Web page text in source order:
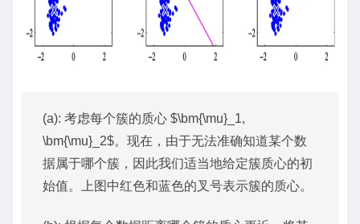
(a): 考虑每个簇的质心 $\bm{\mu}_1,
\bm{\mu}_2$。现在，由于无法准确知道某个数
据属于哪个簇，因此我们适当地给定簇质心的初
始值。上图中红色和蓝色的叉号表示簇的质心。